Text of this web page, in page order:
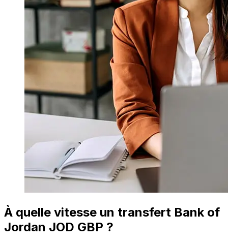
À quelle vitesse un transfert Bank of
Jordan JOD GBP ?